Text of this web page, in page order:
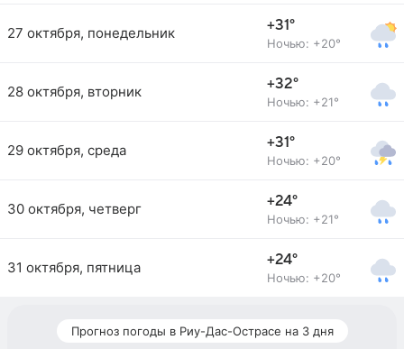
27 октября, понедельник +31°
Ночью: +20°
28 октября, вторник +32°
Ночью: +21°
29 октября, среда +31°
Ночью: +20°
30 октября, четверг +24°
Ночью: +21°
31 октября, пятница +24°
Ночью: +20°
Прогноз погоды в Риу-Дас-Острасе на 3 дня